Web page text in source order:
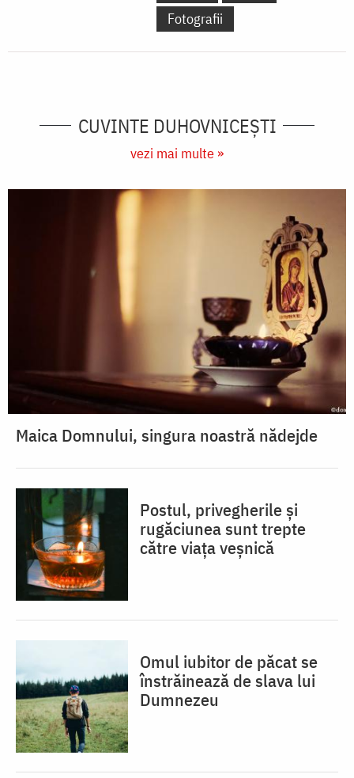
Fotografii
CUVINTE DUHOVNICEȘTI
vezi mai multe »
Maica Domnului, singura noastră nădejde
Postul, privegherile și
rugăciunea sunt trepte
către viața veșnică
Omul iubitor de păcat se
înstrăinează de slava lui
Dumnezeu